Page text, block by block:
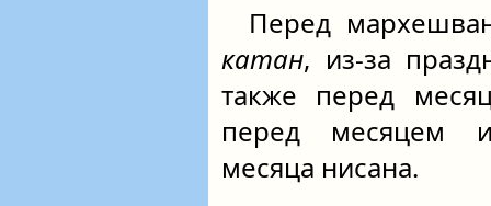
Перед
катан, из-за
также перед
перед месяцем
месяца нисана.